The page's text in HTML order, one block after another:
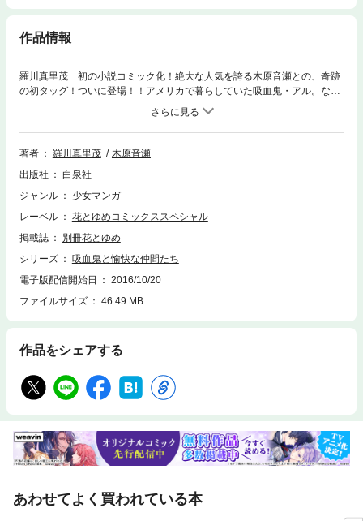
作品情報
羅川真里茂 初の小説コミック化！絶大な人気を誇る木原音瀬との、奇跡
の初タッグ！ついに登場！！アメリカで暮らしていた吸血鬼・アル。なぜ
か冷凍蝙蝠になってしまい、目覚めた場所は、なんと日本！！！彼が出逢
ったのは、血の匂いをまとった謎の男で……!?
著者 羅川真里茂
木原音瀬
出版社
白泉社
ジャンル
少女マンガ
レーベル
花とゆめコミックススペシャル
掲載誌
別冊花とゆめ
シリーズ
吸血鬼と愉快な仲間たち
電子版配信開始日
2016/10/20
ファイルサイズ
46.49 MB
作品をシェアする
あわせてよく買われている本